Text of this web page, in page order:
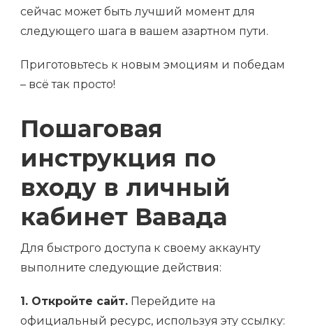
сейчас может быть лучший момент для
следующего шага в вашем азартном пути.
Приготовьтесь к новым эмоциям и победам
– всё так просто!
Пошаговая
инструкция по
входу в личный
кабинет Вавада
Для быстрого доступа к своему аккаунту
выполните следующие действия:
1. Откройте сайт. Перейдите на
официальный ресурс, используя эту ссылку: